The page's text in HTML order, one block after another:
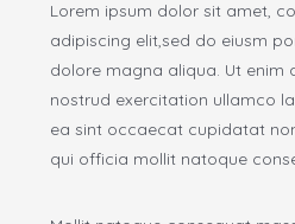
Lorem ipsum dolor sit amet,
adipiscing elit,sed do eiusm
dolore magna aliqua. Ut enim
nostrud exercitation ullamco
ea sint occaecat cupidatat
qui officia mollit natoque